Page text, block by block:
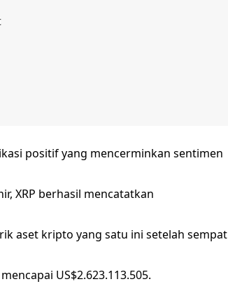
positif yang mencerminkan sentimen
XRP berhasil mencatatkan
aset kripto yang satu ini setelah sempat
US$2.623.113.505.